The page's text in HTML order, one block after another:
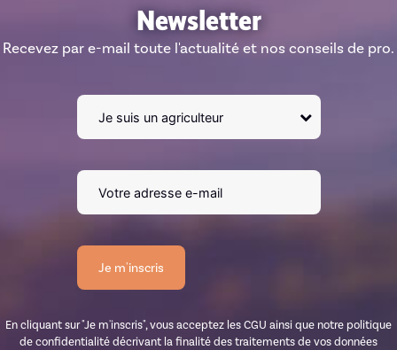
Newsletter
Recevez par e-mail toute l'actualité et nos conseils de pro.
En cliquant sur "Je m'inscris", vous acceptez les CGU ainsi que notre politique
de confidentialité décrivant la finalité des traitements de vos données